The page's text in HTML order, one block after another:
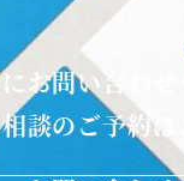
にお問い合わせ
相談のご予約